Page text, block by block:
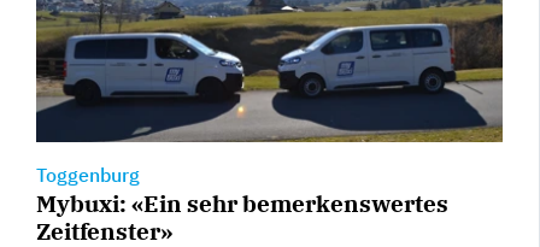
Toggenburg
Mybuxi: «Ein sehr bemerkenswertes
Zeitfenster»